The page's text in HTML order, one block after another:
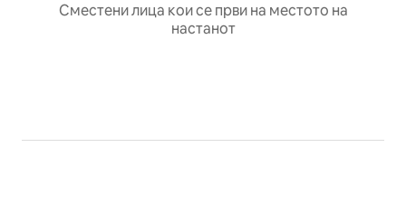
Сместени лица кои се први на местото на
настанот